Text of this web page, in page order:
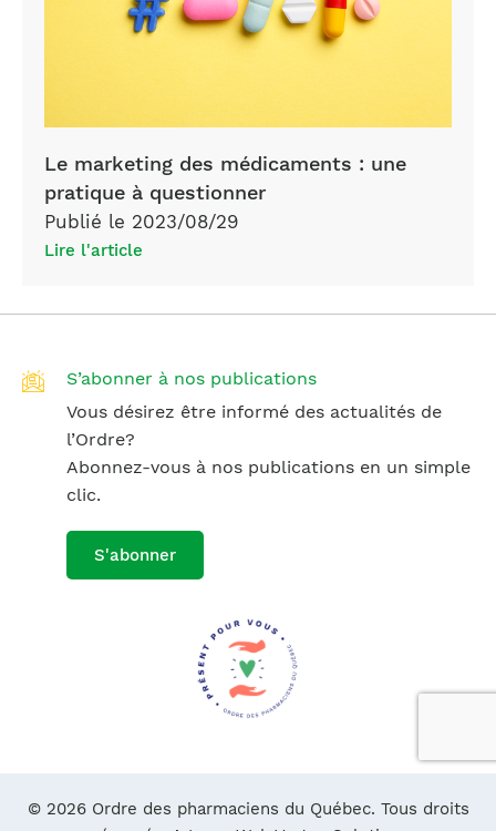
Le marketing des médicaments : une
pratique à questionner
Publié le 2023/08/29
Lire l'article
S’abonner à nos publications
Vous désirez être informé des actualités de
l’Ordre?
Abonnez-vous à nos publications en un simple
clic.
S'abonner
© 2026 Ordre des pharmaciens du Québec. Tous droits